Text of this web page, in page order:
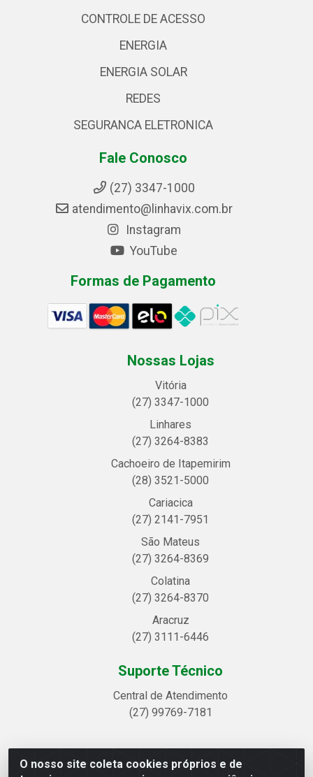
O nosso site coleta cookies próprios e de
CONTROLE DE ACESSO
ENERGIA
ENERGIA SOLAR
REDES
SEGURANCA ELETRONICA
Fale Conosco
(27) 3347-1000
atendimento@linhavix.com.br
Instagram
YouTube
Formas de Pagamento
Nossas Lojas
Vitória
(27) 3347-1000
Linhares
(27) 3264-8383
Cachoeiro de Itapemirim
(28) 3521-5000
Cariacica
(27) 2141-7951
São Mateus
(27) 3264-8369
Colatina
(27) 3264-8370
Aracruz
(27) 3111-6446
Suporte Técnico
Central de Atendimento
(27) 99769-7181
Linhavix Distribuidora LTDA - Avenida Alegre, 2521 -